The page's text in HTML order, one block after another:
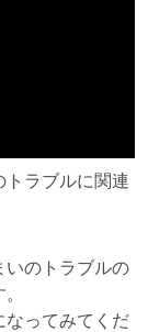
ラブルに関連
のトラブルの
ってみてくだ